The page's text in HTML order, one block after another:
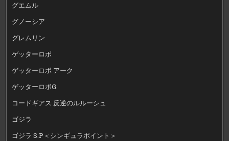
グエムル
グノーシア
グレムリン
ゲッターロボ
ゲッターロボ アーク
ゲッターロボG
コードギアス 反逆のルルーシュ
ゴジラ
ゴジラ S.P＜シンギュラポイント＞